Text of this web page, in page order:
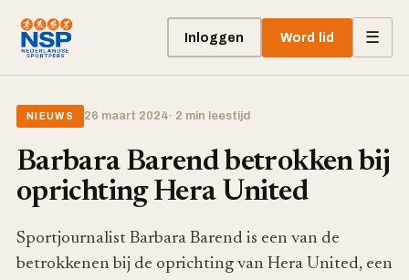
Inloggen Word lid ☰
NIEUWS 26 maart 2024· 2 min leestijd
Barbara Barend betrokken bij
oprichting Hera United
Sportjournalist Barbara Barend is een van de
betrokkenen bij de oprichting van Hera United, een